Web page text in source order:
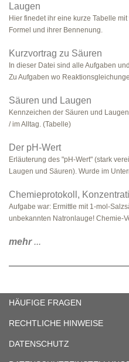
Laugen
Hier finedet ihr eine kurze Tabelle
Formel und ihrer Bennenung.
Kurzvortrag zu Säuren
In dieser Datei sind alle Aufgaben
Zu Aufgaben wo
Säuren und Laugen
Kennzeichen der Säuren und
/ im Alltag. (Tabelle)
Der pH-Wert
Erläuterung des "pH-Wert" (stark
Laugen und Säuren). Wurde im
Chemieprotokoll,
Aufgabe war: Ermittle mit 1-mol-
unbekannten Natronlauge! Chemie-
mehr...
HÄUFIGE FRAGEN
RECHTLICHE HINWEISE
DATENSCHUTZ